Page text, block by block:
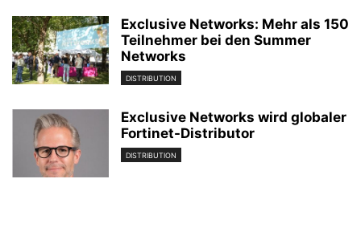
Exclusive Networks: Mehr als 150
Teilnehmer bei den Summer
Networks
DISTRIBUTION
Exclusive Networks wird globaler
Fortinet-Distributor
DISTRIBUTION